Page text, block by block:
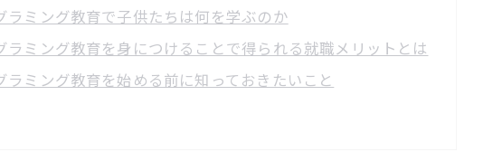
ラミング教育で子供たちは何を学ぶのか
ラミング教育を身につけることで得られる就職メリットとは
ラミング教育を始める前に知っておきたいこと